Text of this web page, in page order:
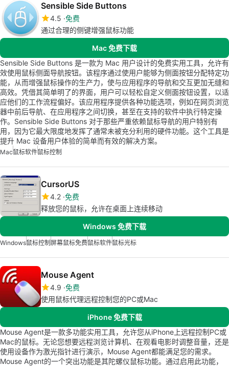
Sensible Side Buttons
4.5 免费
通过合理的侧键增强鼠标功能
Mac 免费下载
Sensible Side Buttons 是一款为 Mac 用户设计的免费实用工具，允许有
效使用鼠标侧面导航按钮。该程序通过使用户能够为侧面按钮分配特定功
能，从而增强鼠标操作的生产力，使与应用程序的导航和交互更加无缝和
高效。凭借其简单明了的界面，用户可以轻松自定义侧面按钮设置，以适
应他们的工作流程偏好。该应用程序提供各种功能选项，例如在网页浏览
器中前后导航、在应用程序之间切换，甚至在支持的软件中执行特定操
作。Sensible Side Buttons 对于那些严重依赖鼠标导航的用户特别有
用，因为它最大限度地发挥了通常未被充分利用的硬件功能。这个工具是
提升 Mac 设备用户体验的简单而有效的解决方案。
Mac鼠标软件鼠标控制
CursorUS
4.2 免费
释放您的鼠标，允许在桌面上连续移动
Windows 免费下载
Windows鼠标控制 屏幕鼠标免费鼠标软件鼠标光标
Mouse Agent
4.9 免费
使用鼠标代理远程控制您的PC或Mac
iPhone 免费下载
Mouse Agent是一款多功能实用工具，允许您从iPhone上远程控制PC或
Mac的鼠标。无论您想要远程浏览计算机、在观看电影时调整音量，还是
使用设备作为激光指针进行演示，Mouse Agent都能满足您的需求。
Mouse Agent的一个突出功能是其陀螺仪鼠标功能。通过启用此功能，